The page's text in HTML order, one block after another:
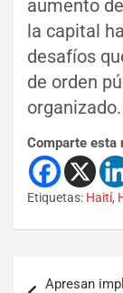
aumento
la capital
desafíos
de orden
organizado.
Comparte esta
Etiquetas: Haití,
Apresan